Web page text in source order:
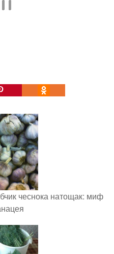
чеснока натощак: миф